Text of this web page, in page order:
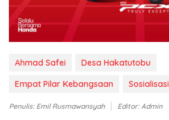
Ahmad Safei
Desa Hakatutobu
Empat Pilar Kebangsaan
Sosialisasi
Penulis: Emil Rusmawansyah Editor: Admin